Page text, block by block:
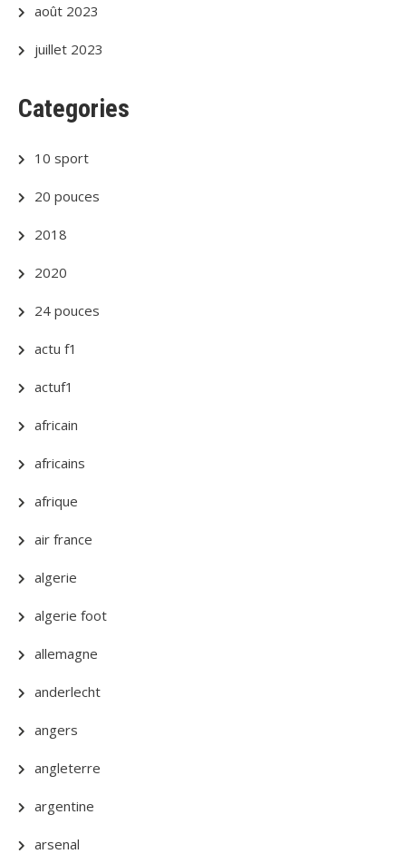
août 2023
juillet 2023
Categories
10 sport
20 pouces
2018
2020
24 pouces
actu f1
actuf1
africain
africains
afrique
air france
algerie
algerie foot
allemagne
anderlecht
angers
angleterre
argentine
arsenal